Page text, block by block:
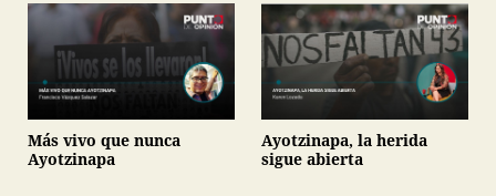
Más vivo que nunca
Ayotzinapa
Ayotzinapa, la herida
sigue abierta